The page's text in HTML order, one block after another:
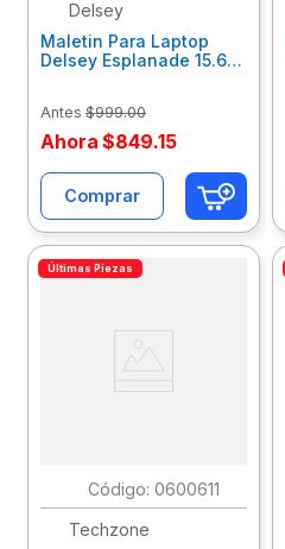
Delsey
Maletin Para Laptop
Delsey Esplanade 15.6
Antes $999.00
Ahora $849.15
Comprar
Últimas Piezas
: 0600611
Techzone